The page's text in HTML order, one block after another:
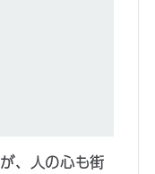
、人の心も街